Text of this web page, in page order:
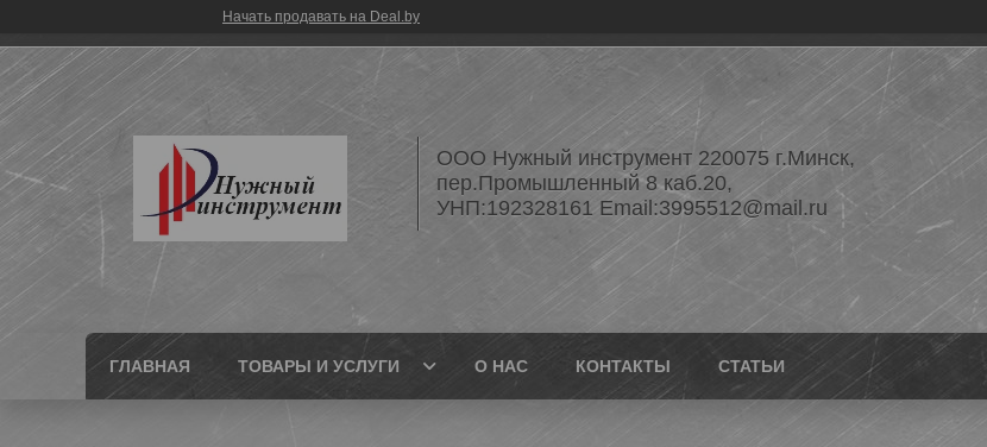
Начать продавать на Deal.by
ООО Нужный инструмент 220075 г.Минск,
пер.Промышленный 8 каб.20,
УНП:192328161 Email:3995512@mail.ru
ГЛАВНАЯ ТОВАРЫ И УСЛУГИ О НАС КОНТАКТЫ СТАТЬИ